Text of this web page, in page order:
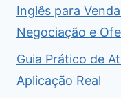
Inglês para
Negociação e
Guia Prático de
Aplicação Real